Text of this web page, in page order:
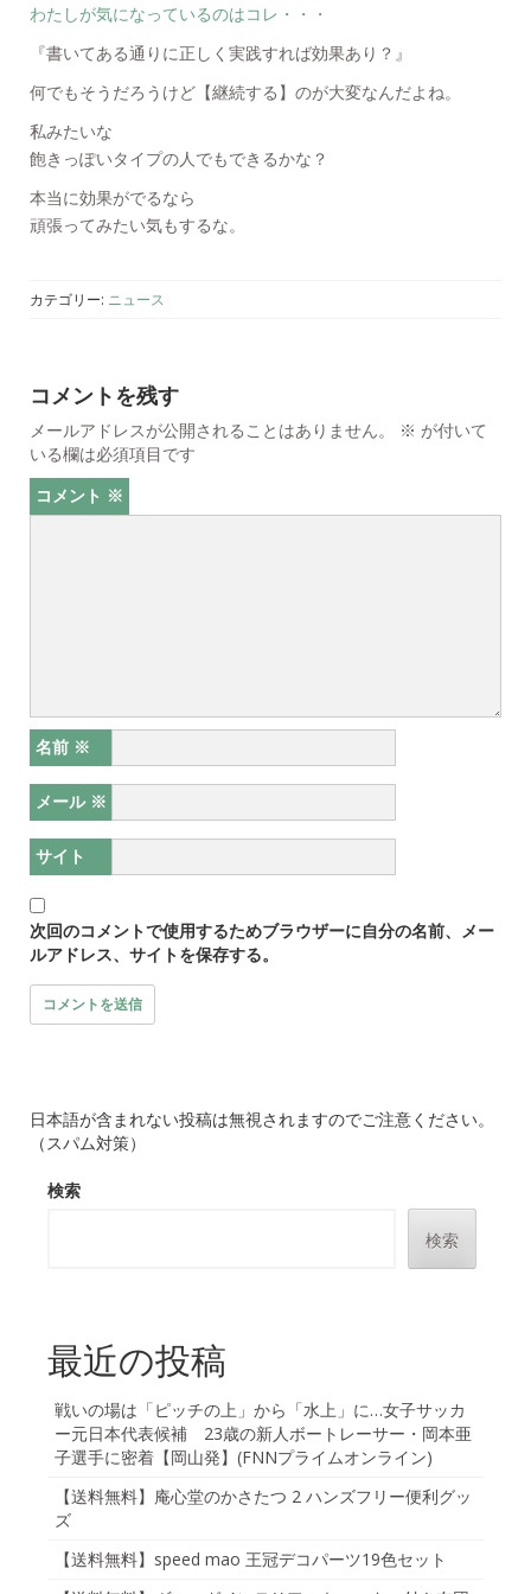
わたしが気になっているのはコレ・・・
『書いてある通りに正しく実践すれば効果あり？』
何でもそうだろうけど【継続する】のが大変なんだよね。
私みたいな
飽きっぽいタイプの人でもできるかな？
本当に効果がでるなら
頑張ってみたい気もするな。
カテゴリー: ニュース
コメントを残す
メールアドレスが公開されることはありません。 ※ が付いて
いる欄は必須項目です
コメント ※
名前 ※
メール ※
サイト
次回のコメントで使用するためブラウザーに自分の名前、メー
ルアドレス、サイトを保存する。
日本語が含まれない投稿は無視されますのでご注意ください。
（スパム対策）
検索
検索
最近の投稿
戦いの場は「ピッチの上」から「水上」に…女子サッカ
ー元日本代表候補 23歳の新人ボートレーサー・岡本亜
子選手に密着【岡山発】(FNNプライムオンライン)
【送料無料】庵心堂のかさたつ 2 ハンズフリー便利グッ
ズ
【送料無料】speed mao 王冠デコパーツ19色セット